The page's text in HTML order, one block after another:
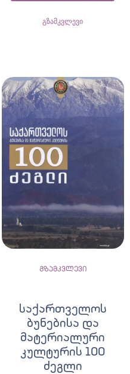
გზამკვლევი
გზამკვლევი
საქართველოს
ბუნებისა და
მატერიალური
კულტურის 100
ძეგლი